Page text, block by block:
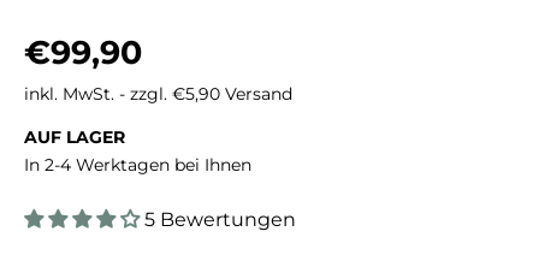
Normaler Preis
€99,90
inkl. MwSt. - zzgl. €5,90 Versand
AUF LAGER
In 2-4 Werktagen bei Ihnen
5 Bewertungen